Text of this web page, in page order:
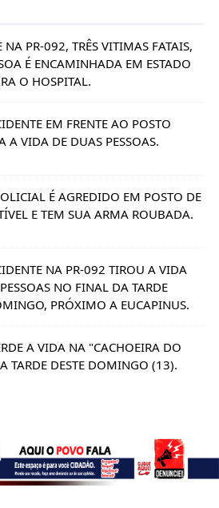
NA PR-092, TRÊS VITIMAS FATAIS,
É ENCAMINHADA EM ESTADO
O HOSPITAL.
EM FRENTE AO POSTO
A VIDA DE DUAS PESSOAS.
É AGREDIDO EM POSTO DE
E TEM SUA ARMA ROUBADA.
NA PR-092 TIROU A VIDA
NO FINAL DA TARDE
PRÓXIMO A EUCAPINUS.
A VIDA NA "CACHOEIRA DO
TARDE DESTE DOMINGO (13).